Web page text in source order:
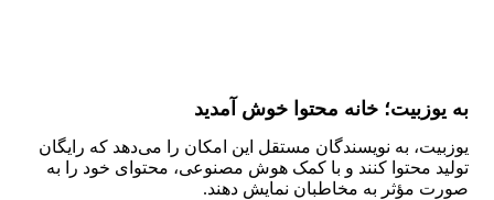
به یوزبیت؛ خانه محتوا خوش آمدید
یوزبیت، به نویسندگان مستقل این امکان را می‌دهد که رایگان
تولید محتوا کنند و با کمک هوش مصنوعی، محتوای خود را به
صورت مؤثر به مخاطبان نمایش دهند.